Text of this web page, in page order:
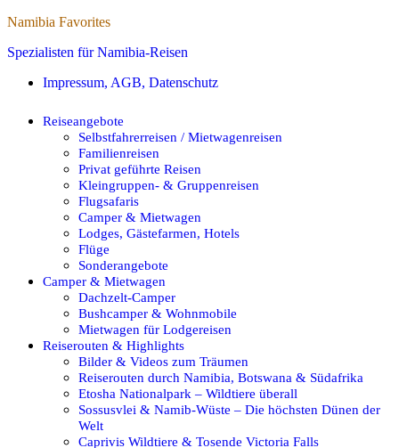
Namibia Favorites
Spezialisten für Namibia-Reisen
Impressum, AGB, Datenschutz
Reiseangebote
Selbstfahrerreisen / Mietwagenreisen
Familienreisen
Privat geführte Reisen
Kleingruppen- & Gruppenreisen
Flugsafaris
Camper & Mietwagen
Lodges, Gästefarmen, Hotels
Flüge
Sonderangebote
Camper & Mietwagen
Dachzelt-Camper
Bushcamper & Wohnmobile
Mietwagen für Lodgereisen
Reiserouten & Highlights
Bilder & Videos zum Träumen
Reiserouten durch Namibia, Botswana & Südafrika
Etosha Nationalpark – Wildtiere überall
Sossusvlei & Namib-Wüste – Die höchsten Dünen der
Welt
Caprivis Wildtiere & Tosende Victoria Falls